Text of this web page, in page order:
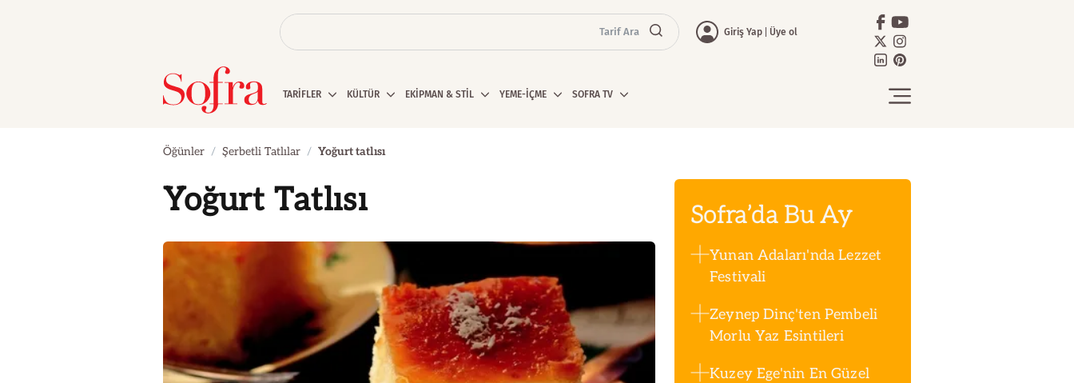
Tarif Ara Giriş Yap Üye ol
TARİFLER KÜLTÜR EKİPMAN & STİL YEME-İÇME SOFRA TV
Öğünler Şerbetli Tatlılar Yoğurt tatlısı
Yoğurt Tatlısı Sofra’da Bu Ay
Yunan Adaları'nda Lezzet
Festivali
Zeynep Dinç'ten Pembeli
Morlu Yaz Esintileri
Kuzey Ege'nin En Güzel